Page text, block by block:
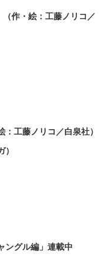
作・絵：工藤ノリコ／
：工藤ノリコ／白泉社）
ングル編」連載中